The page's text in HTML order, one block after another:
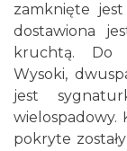
zamknięte
dostawiona
kruchtą. Do
Wysoki,
jest
wielospadowy.
pokryte